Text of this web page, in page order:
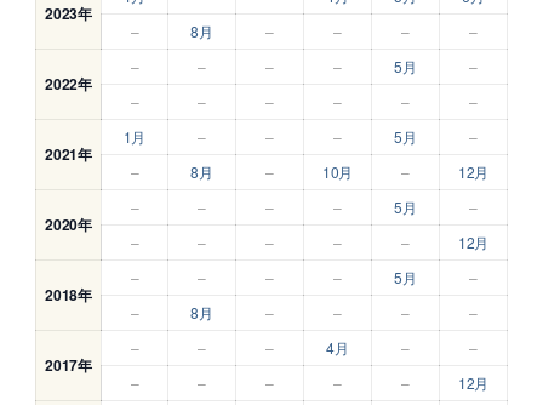
2023年
–
8月 – – – –
2022年
– – – – 5月
–
–
– – – – –
2021年
1月 – – – 5月
–
–
8月 – 10月 – 12月
2020年
– – – – 5月
–
–
– – – – 12月
2018年
– – – – 5月
–
–
8月 – – – –
2017年
– – – 4月 –
–
–
– – – – 12月